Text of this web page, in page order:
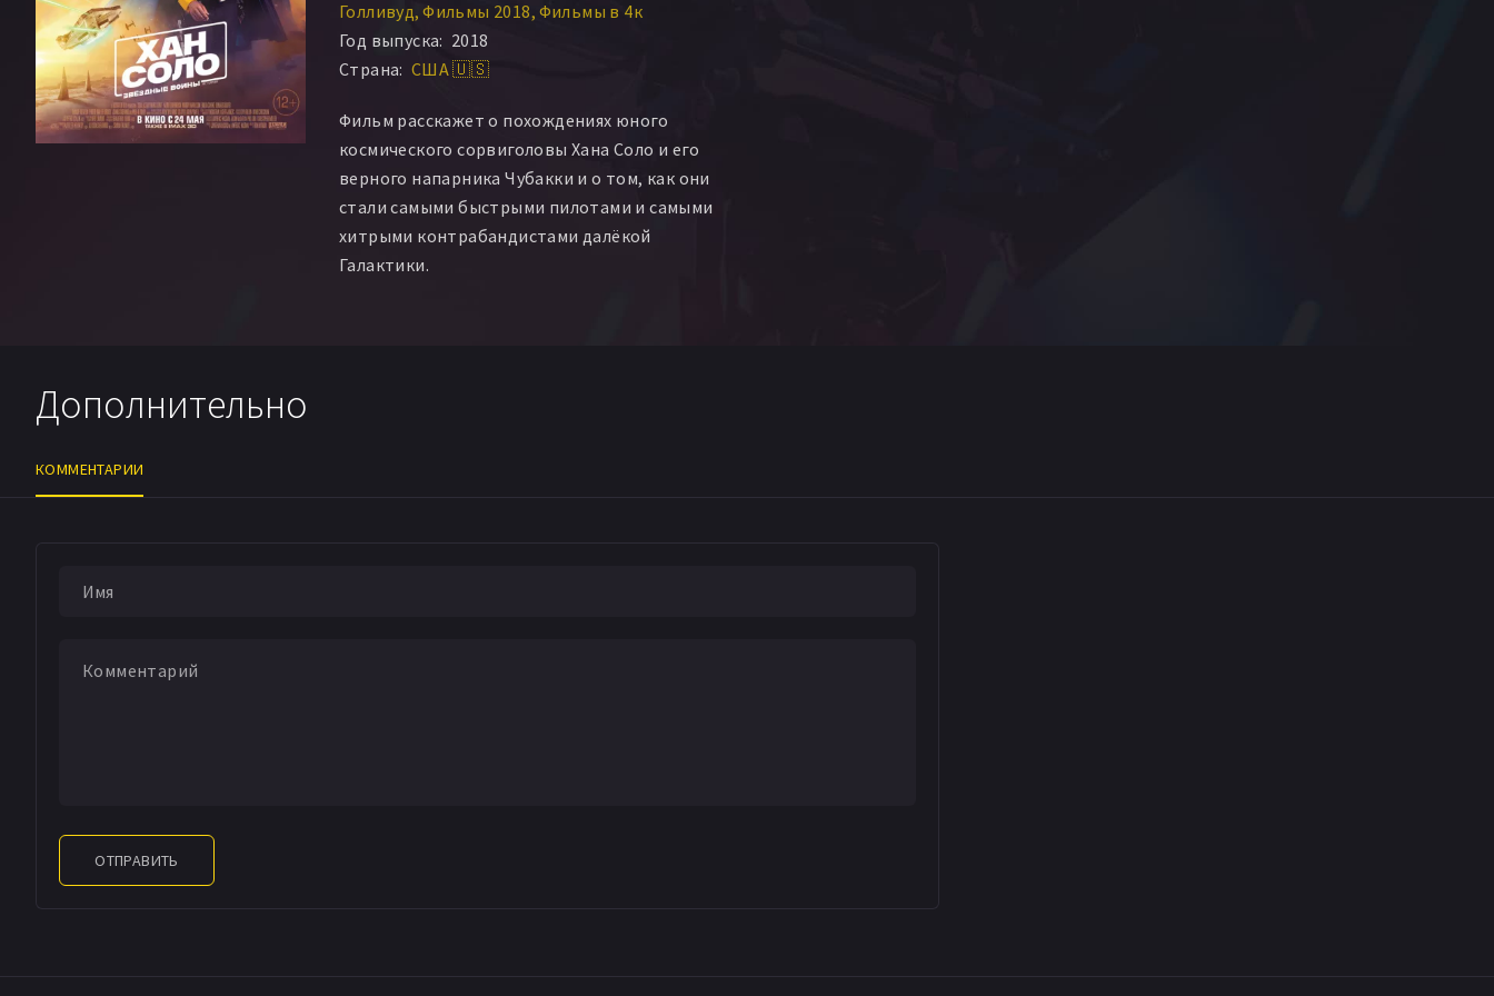
Голливуд Фильмы 2018 Фильмы в 4к
Год выпуска: 2018
Страна: США 🇺🇸
Фильм расскажет о похождениях юного
космического сорвиголовы Хана Соло и его
верного напарника Чубакки и о том, как они
стали самыми быстрыми пилотами и самыми
хитрыми контрабандистами далёкой
Галактики.
Дополнительно
КОММЕНТАРИИ
ОТПРАВИТЬ